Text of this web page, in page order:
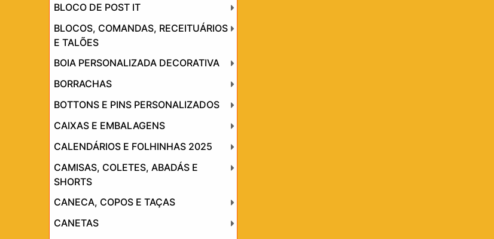
BLOCO DE POST IT
BLOCOS, COMANDAS, RECEITUÁRIOS
E TALÕES
BOIA PERSONALIZADA DECORATIVA
BORRACHAS
BOTTONS E PINS PERSONALIZADOS
CAIXAS E EMBALAGENS
CALENDÁRIOS E FOLHINHAS 2025
CAMISAS, COLETES, ABADÁS E
SHORTS
CANECA, COPOS E TAÇAS
CANETAS